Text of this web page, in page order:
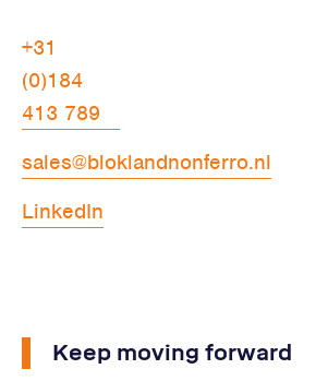
+31
(0)184
413 789
sales@bloklandnonferro.nl
LinkedIn
Keep moving forward